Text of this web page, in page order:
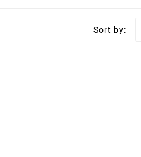
Sort by: